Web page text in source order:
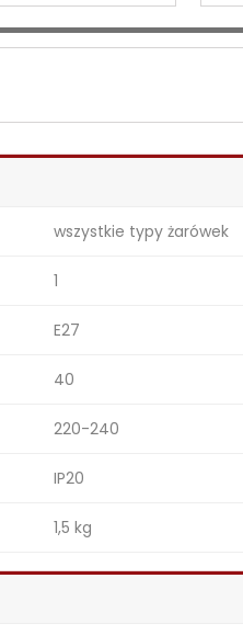
wszystkie typy żarówek
1
E27
40
220-240
IP20
1,5 kg